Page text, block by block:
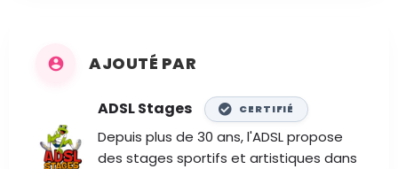
AJOUTÉ PAR
ADSL Stages CERTIFIÉ
Depuis plus de 30 ans, l'ADSL propose
des stages sportifs et artistiques dans